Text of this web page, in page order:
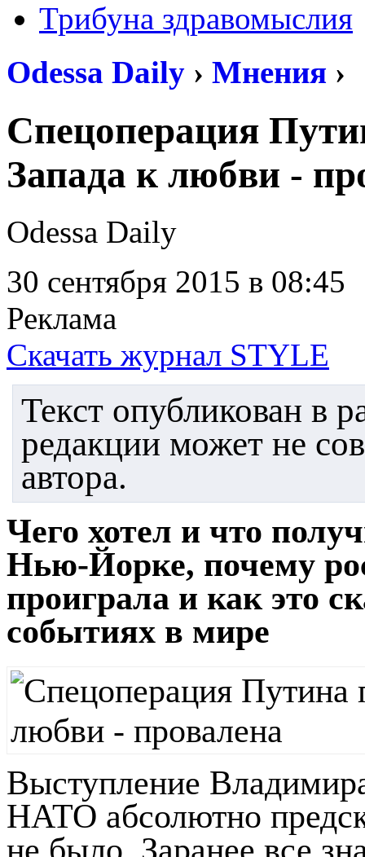
Трибуна здравомыслия
Odessa Daily › Мнения ›
Спецоперация
Запада к любви -
Odessa Daily
30 сентября 2015 в 08:45
Реклама
Скачать журнал STYLE
Текст опубликован в
редакции может не
автора.
Чего хотел и что
Нью-Йорке, почему
проиграла и как это
событиях в мире
Выступление
НАТО абсолютно
не было. Заранее все